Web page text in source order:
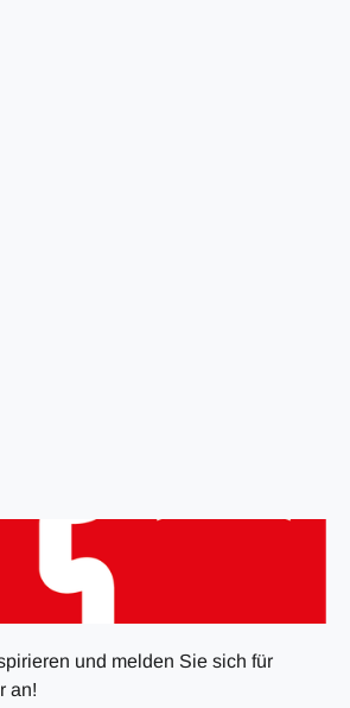
und melden Sie sich für
an!